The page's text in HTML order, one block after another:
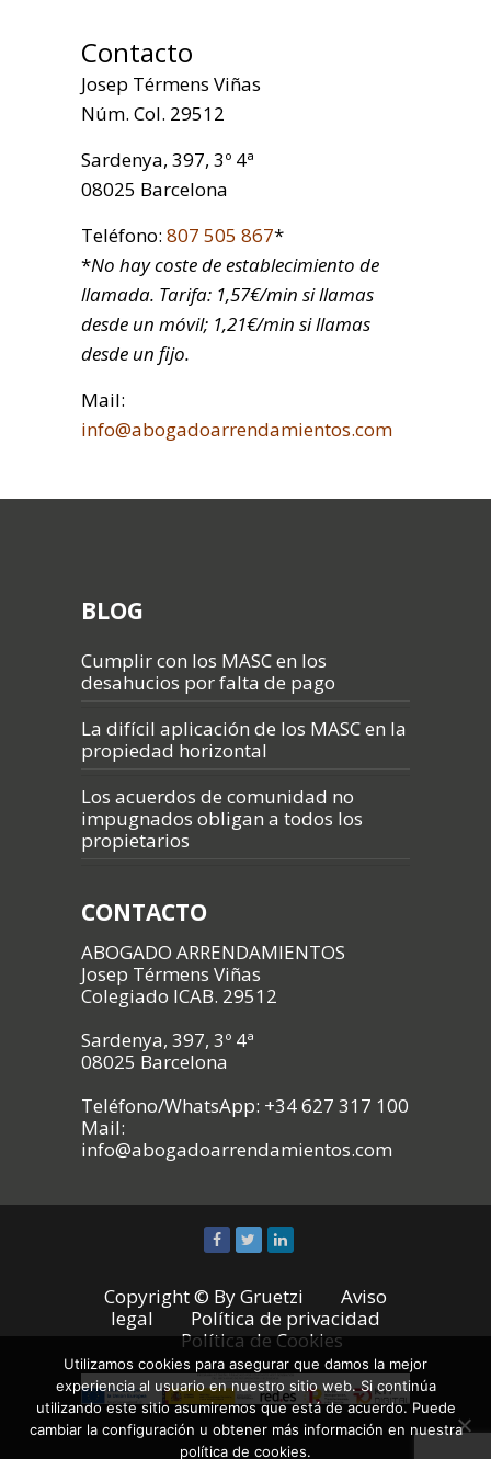
Contacto
Josep Térmens Viñas
Núm. Col. 29512
Sardenya, 397, 3º 4ª
08025 Barcelona
Teléfono: 807 505 867*
*No hay coste de establecimiento de
llamada. Tarifa: 1,57€/min si llamas
desde un móvil; 1,21€/min si llamas
desde un fijo.
Mail:
info@abogadoarrendamientos.com
BLOG
Cumplir con los MASC en los
desahucios por falta de pago
La difícil aplicación de los MASC en la
propiedad horizontal
Los acuerdos de comunidad no
impugnados obligan a todos los
propietarios
CONTACTO
ABOGADO ARRENDAMIENTOS
Josep Térmens Viñas
Colegiado ICAB. 29512
Sardenya, 397, 3º 4ª
08025 Barcelona
Teléfono/WhatsApp: +34 627 317 100
Mail:
info@abogadoarrendamientos.com
Copyright © ByGruetzi
Aviso
legal
Política de privacidad
Política de Cookies
Utilizamos cookies para asegurar que damos la mejor
experiencia al usuario en nuestro sitio web. Si continúa
utilizando este sitio asumiremos que está de acuerdo. Puede
cambiar la configuración u obtener más información en nuestra
política de cookies.